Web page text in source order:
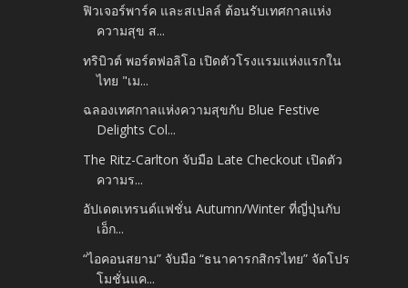
ฟิวเจอร์พาร์ค และสเปลล์ ต้อนรับเทศกาลแห่ง
ความสุข ส...
ทริบิวต์ พอร์ตฟอลิโอ เปิดตัวโรงแรมแห่งแรกใน
ไทย "เม...
ฉลองเทศกาลแห่งความสุขกับ Blue Festive
Delights Col...
The Ritz-Carlton จับมือ Late Checkout เปิดตัว
ความร...
อัปเดตเทรนด์แฟชั่น Autumn/Winter ที่ญี่ปุ่นกับ
เอ็ก...
“ไอคอนสยาม” จับมือ “ธนาคารกสิกรไทย” จัดโปร
โมชั่นแค...